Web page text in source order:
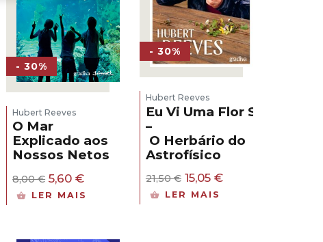
- 30%
Hubert Reeves
O Mar
Explicado aos
Nossos Netos
8,00€ O
preço
5,60€O
preço
LER MAIS
- 30%
Hubert Reeves
Eu Vi Uma Flor Selvagem
–
O Herbário do
Astrofísico
21,50€ O
preço
15,05 €O
LER MAIS